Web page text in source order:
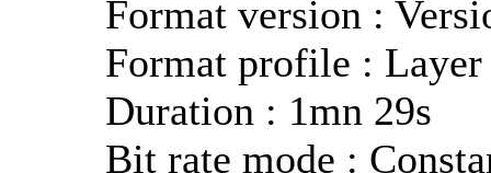
Format version :
Format profile : Layer
Duration : 1mn 29s
Bit rate mode :